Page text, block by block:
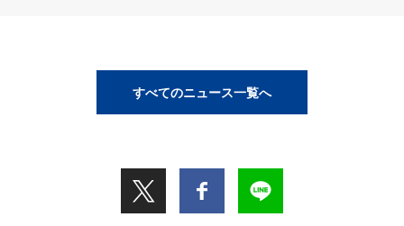
すべてのニュース一覧へ